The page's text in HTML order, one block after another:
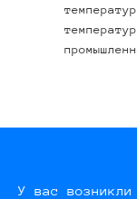
У вас возникли